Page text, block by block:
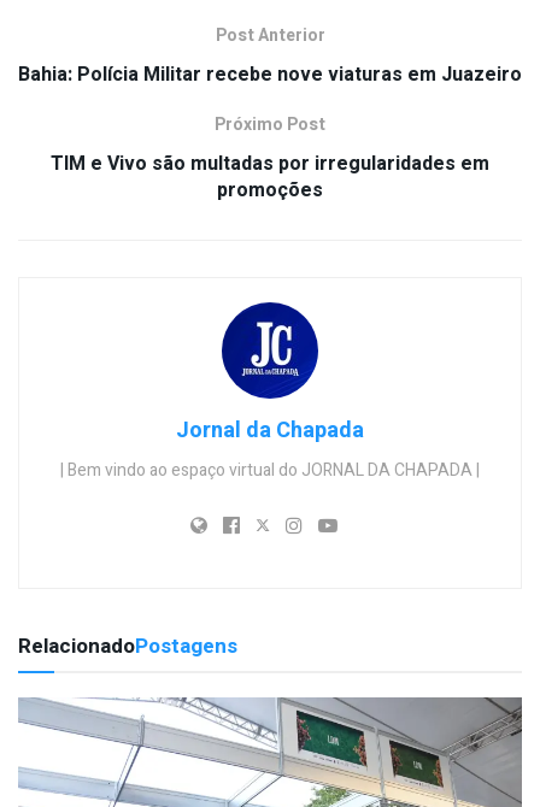
Post Anterior
Bahia: Polícia Militar recebe nove viaturas em Juazeiro
Próximo Post
TIM e Vivo são multadas por irregularidades em
promoções
Jornal da Chapada
| Bem vindo ao espaço virtual do JORNAL DA CHAPADA |
RelacionadoPostagens